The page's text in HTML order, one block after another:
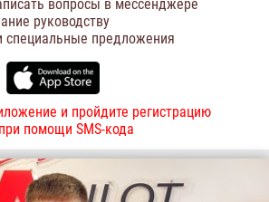
вопросы в мессенджере
руководству
специальные предложения
и пройдите регистрацию
при помощи SMS-кода